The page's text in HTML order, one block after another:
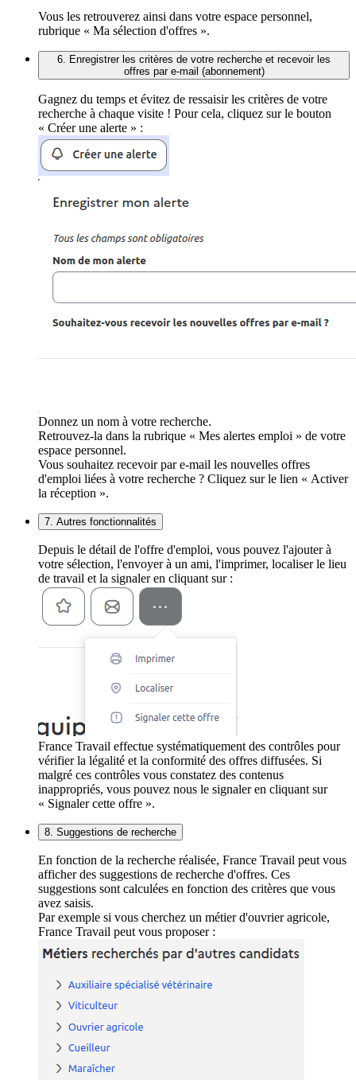
Vous les retrouverez ainsi dans votre espace personnel,
rubrique « Ma sélection d'offres ».
6. Enregistrer les critères de votre recherche et recevoir les
offres par e-mail (abonnement)
Gagnez du temps et évitez de ressaisir les critères de votre
recherche à chaque visite ! Pour cela, cliquez sur le bouton
« Créer une alerte » :
Donnez un nom à votre recherche.
Retrouvez-la dans la rubrique « Mes alertes emploi » de votre
espace personnel.
Vous souhaitez recevoir par e-mail les nouvelles offres
d'emploi liées à votre recherche ? Cliquez sur le lien « Activer
la réception ».
7. Autres fonctionnalités
Depuis le détail de l'offre d'emploi, vous pouvez l'ajouter à
votre sélection, l'envoyer à un ami, l'imprimer, localiser le lieu
de travail et la signaler en cliquant sur :
France Travail effectue systématiquement des contrôles pour
vérifier la légalité et la conformité des offres diffusées. Si
malgré ces contrôles vous constatez des contenus
inappropriés, vous pouvez nous le signaler en cliquant sur
« Signaler cette offre ».
8. Suggestions de recherche
En fonction de la recherche réalisée, France Travail peut vous
afficher des suggestions de recherche d'offres. Ces
suggestions sont calculées en fonction des critères que vous
avez saisis.
Par exemple si vous cherchez un métier d'ouvrier agricole,
France Travail peut vous proposer :